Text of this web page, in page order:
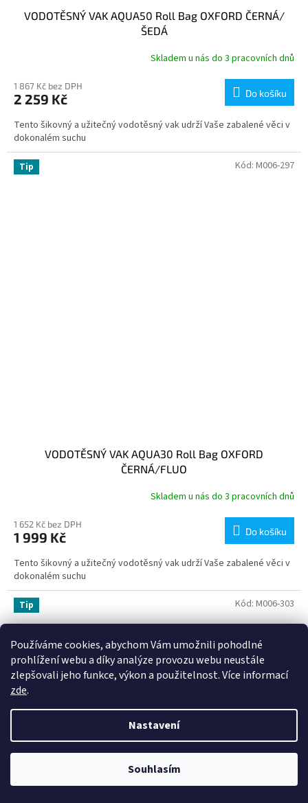
Používáme cookies, abychom Vám umožnili pohodlné
prohlížení webu a díky analýze provozu webu neustále
zlepšovali jeho funkce, výkon a použitelnost. Více informací
zde.
Nastavení
Souhlasím
VODOTĚSNÝ VAK AQUA50 Roll Bag OXFORD ČERNÁ/
ŠEDÁ
Skladem u nás do 3 pracovních dnů
1 867 Kč bez DPH
2 259 Kč Do košíku
Tento šikovný a užitečný vodotěsný vak udrží Vaše zabalené věci v
dokonalém suchu
Tip
VODOTĚSNÝ VAK AQUA30 Roll Bag OXFORD
ČERNÁ/FLUO
Skladem u nás do 3 pracovních dnů
1 652 Kč bez DPH
1 999 Kč Do košíku
Tento šikovný a užitečný vodotěsný vak udrží Vaše zabalené věci v
dokonalém suchu
Kód: M006-297
Tip Kód: M006-303